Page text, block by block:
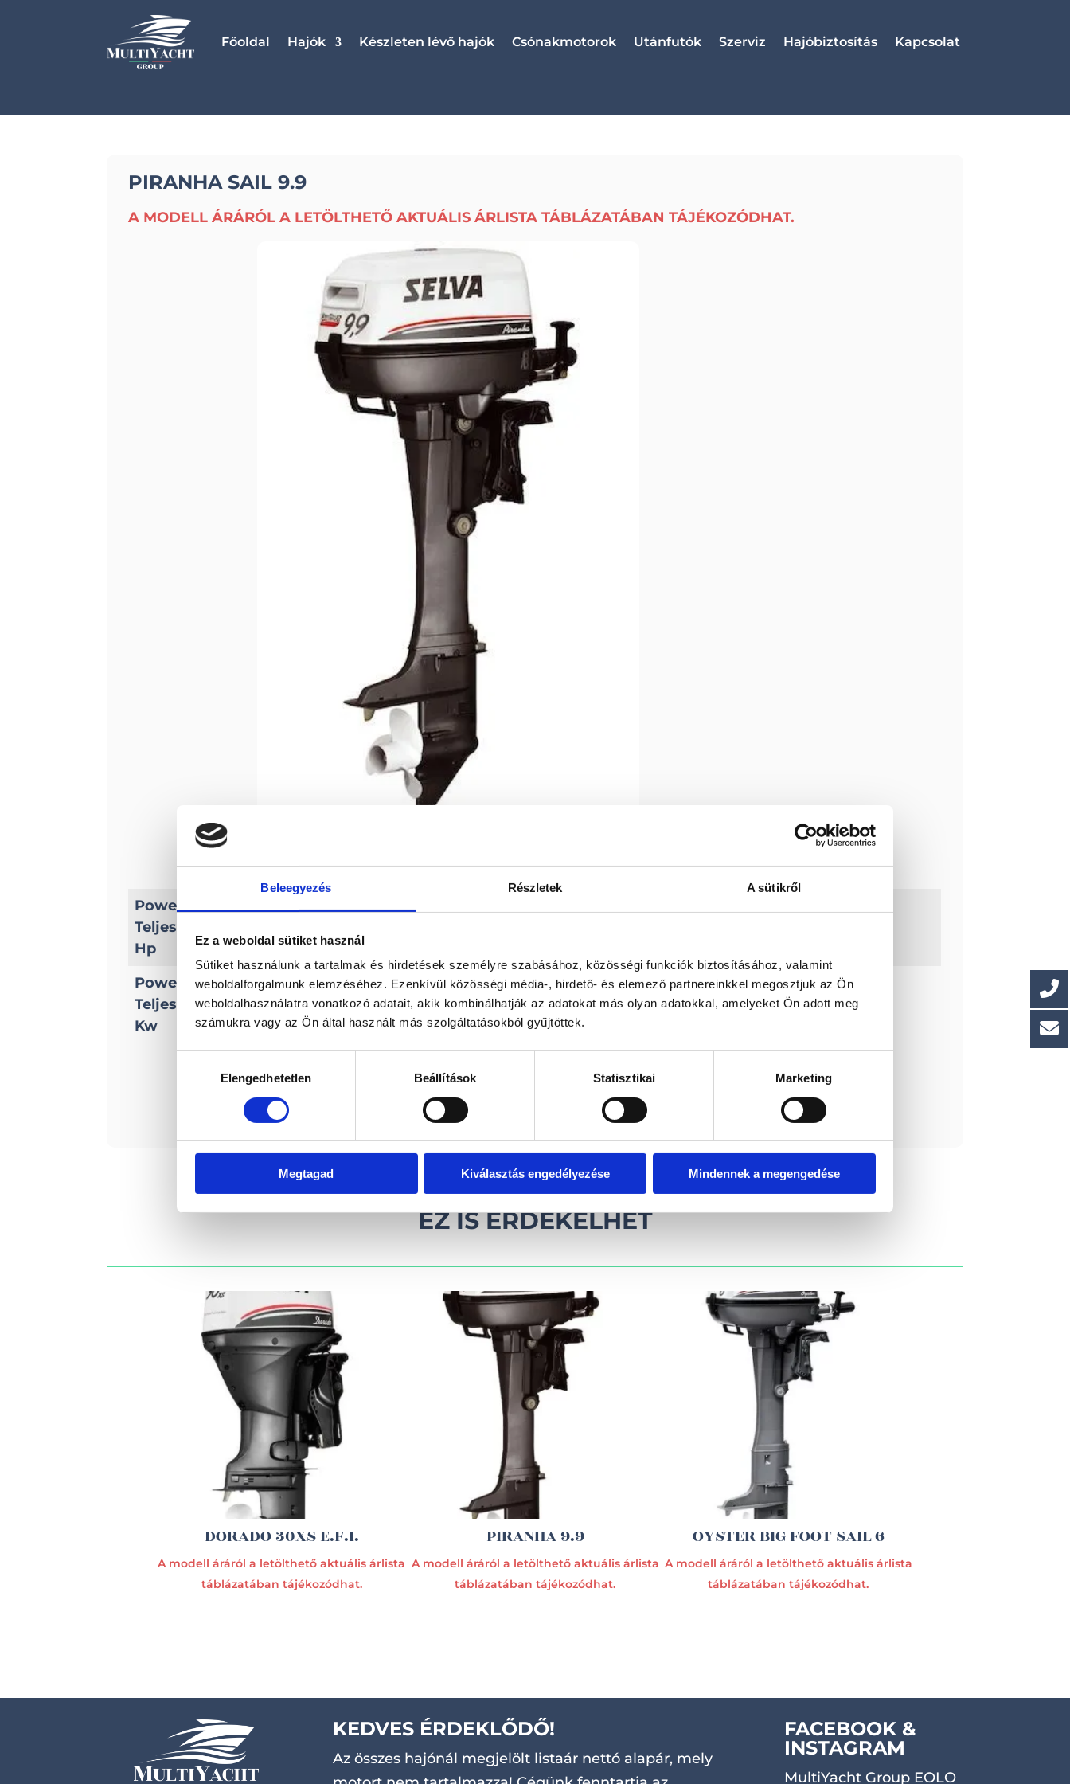
Beleegyezés Részletek A sütikről
Ez a weboldal sütiket használ
Sütiket használunk a tartalmak és hirdetések személyre szabásához, közösségi funkciók biztosításához, valamint
weboldalforgalmunk elemzéséhez. Ezenkívül közösségi média-, hirdető- és elemező partnereinkkel megosztjuk az Ön
weboldalhasználatra vonatkozó adatait, akik kombinálhatják az adatokat más olyan adatokkal, amelyeket Ön adott meg
számukra vagy az Ön által használt más szolgáltatásokból gyűjtöttek.
kiválasztásaElengedhetetlen Beállítások Statisztikai Marketing
Megtagad Kiválasztás engedélyezése Mindennek a megengedése
Főoldal Hajók Készleten lévő hajók Csónakmotorok Utánfutók Szerviz Hajóbiztosítás Kapcsolat
PIRANHA SAIL 9.9
A MODELL ÁRÁRÓL A LETÖLTHETŐ AKTUÁLIS ÁRLISTA TÁBLÁZATÁBAN TÁJÉKOZÓDHAT.
Power/
Teljesítmény
Hp
Power/
Teljesítmény
Kw
7, 3
Swept volume c.c. 181
EZ IS ÉRDEKELHET
DORADO 30XS E.F.I.
A modell áráról a letölthető aktuális árlista
táblázatában tájékozódhat.
PIRANHA 9.9
A modell áráról a letölthető aktuális árlista
táblázatában tájékozódhat.
OYSTER BIG FOOT SAIL 6
A modell áráról a letölthető aktuális árlista
táblázatában tájékozódhat.
KEDVES ÉRDEKLŐDŐ!
Az összes hajónál megjelölt listaár nettó alapár, mely
FACEBOOK &
INSTAGRAM
MultiYacht Group EOLO